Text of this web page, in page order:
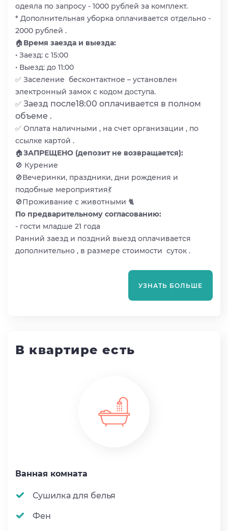
одеяла по запросу - 1000 рублей за комплект.
* Дополнительная уборка оплачивается отдельно -
2000 рублей .
🏠Время заезда и выезда:
• Заезд: с 15:00
• Выезд: до 11:00
✅ Заселение бесконтактное – установлен
электронный замок с кодом доступа.
✅ Заезд после18:00 оплачивается в полном
объеме .
✅ Оплата наличными , на счет организации , по
ссылке картой .
🏠ЗАПРЕЩЕНО (депозит не возвращается):
🚫 Курение
🚫Вечеринки, праздники, дни рождения и
подобные мероприятия💃
🚫Проживание с животными 🐈
По предварительному согласованию:
- гости младше 21 года
Ранний заезд и поздний выезд оплачивается
дополнительно , в размере стоимости суток .
УЗНАТЬ БОЛЬШЕ
В квартире есть
Ванная комната
Сушилка для белья
Фен